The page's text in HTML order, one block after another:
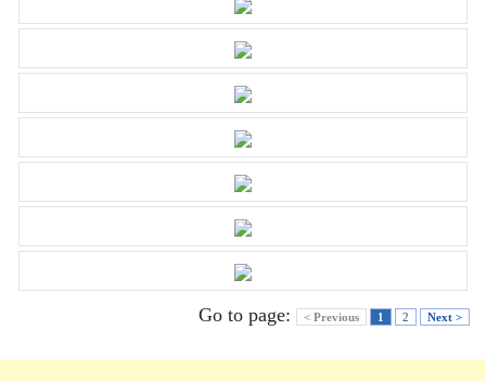
Go to page: < Previous 1 2 Next >